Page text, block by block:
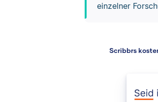
einzelner
Scribbrs